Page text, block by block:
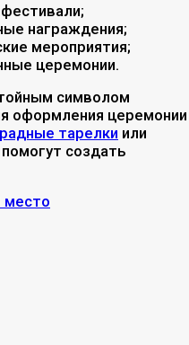
награждения;
мероприятия;
церемонии.
символом
оформления церемонии
тарелки или
создать
место